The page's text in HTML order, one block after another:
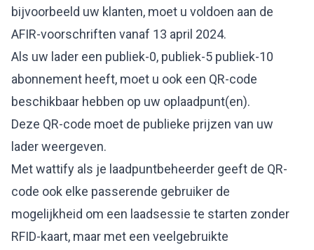
bijvoorbeeld uw klanten, moet u voldoen aan de
AFIR-voorschriften vanaf 13 april 2024.
Als uw lader een publiek-0, publiek-5 publiek-10
abonnement heeft, moet u ook een QR-code
beschikbaar hebben op uw oplaadpunt(en).
Deze QR-code moet de publieke prijzen van uw
lader weergeven.
Met wattify als je laadpuntbeheerder geeft de QR-
code ook elke passerende gebruiker de
mogelijkheid om een laadsessie te starten zonder
RFID-kaart, maar met een veelgebruikte